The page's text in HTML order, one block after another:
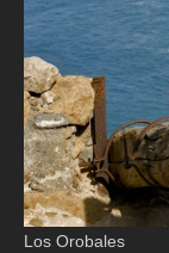
Los Orobales